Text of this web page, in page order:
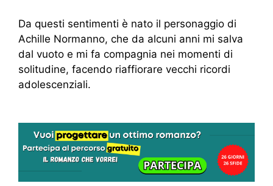
Da questi sentimenti è nato il personaggio di
Achille Normanno, che da alcuni anni mi salva
dal vuoto e mi fa compagnia nei momenti di
solitudine, facendo riaffiorare vecchi ricordi
adolescenziali.